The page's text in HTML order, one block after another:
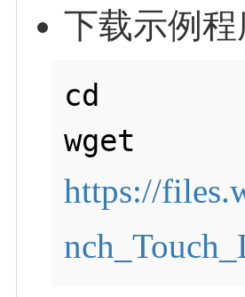
下载示例程
cd
https://